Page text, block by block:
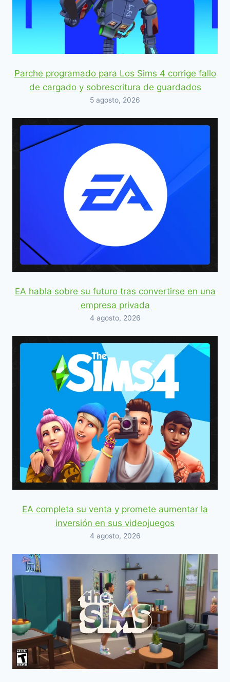
Parche programado para Los Sims 4 corrige fallo
de cargado y sobrescritura de guardados
5 agosto, 2026
EA habla sobre su futuro tras convertirse en una
empresa privada
4 agosto, 2026
EA completa su venta y promete aumentar la
inversión en sus videojuegos
4 agosto, 2026